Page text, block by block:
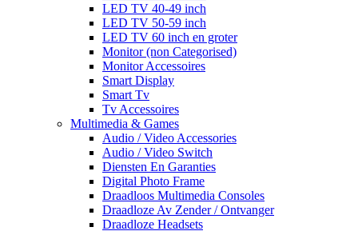
LED TV 40-49 inch
LED TV 50-59 inch
LED TV 60 inch en groter
Monitor (non Categorised)
Monitor Accessoires
Smart Display
Smart Tv
Tv Accessoires
Multimedia & Games
Audio / Video Accessories
Audio / Video Switch
Diensten En Garanties
Digital Photo Frame
Draadloos Multimedia Consoles
Draadloze Av Zender / Ontvanger
Draadloze Headsets